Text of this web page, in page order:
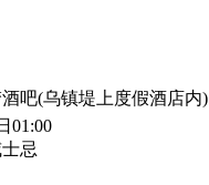
吧(乌镇堤上度假酒店内)
01:00
忌